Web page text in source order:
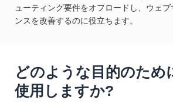
ューティング要件をオフロードし、ウェ
ンスを改善するのに役立ちます。
どのような目的のため
使用しますか?